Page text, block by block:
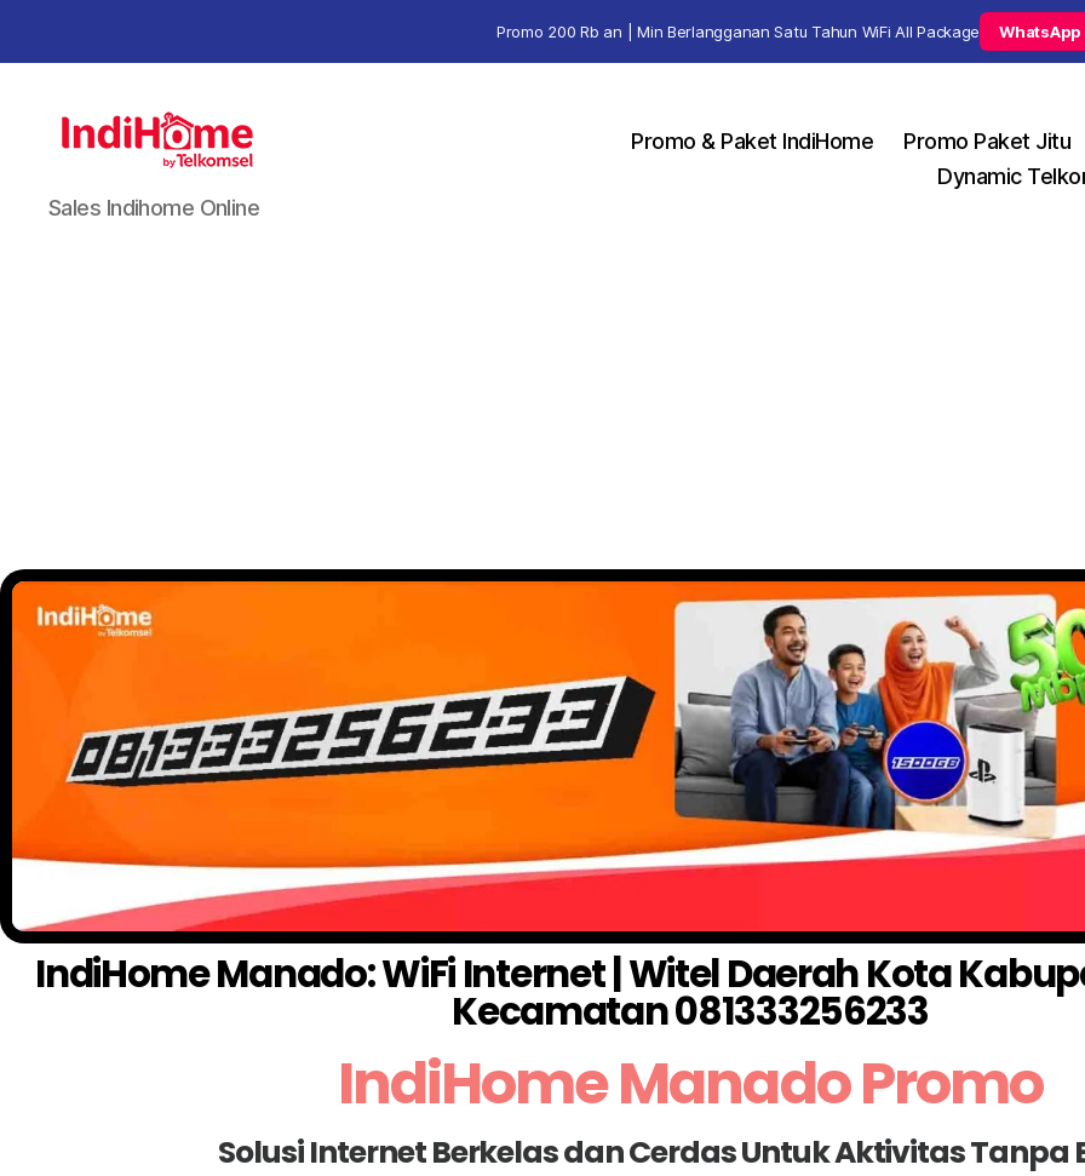
Sales Indihome Online
Promo & Paket IndiHome
Promo Paket Jitu
Dynamic
IndiHome Manado: WiFi Internet | Witel Daerah Kota
Kecamatan 081333256233
IndiHome Manado Promo
Solusi Internet Berkelas dan Cerdas Untuk Aktivitas Tanpa
Promo 200 Rb an | Min Berlangganan Satu Tahun WiFi All Package WhatsApp